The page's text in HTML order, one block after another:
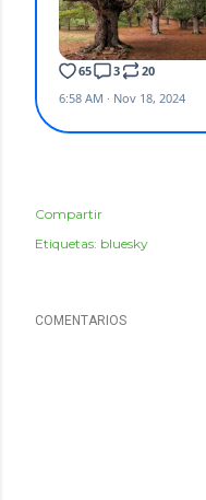
Compartir
Etiquetas: bluesky
COMENTARIOS